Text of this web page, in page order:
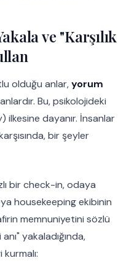
ve "Karşılık
olduğu anlar,yorum
Bu, psikolojideki
ilkesine dayanır. İnsanlar
bir şeyler
bir check-in, odaya
housekeeping ekibinin
memnuniyetini sözlü
yakaladığında,